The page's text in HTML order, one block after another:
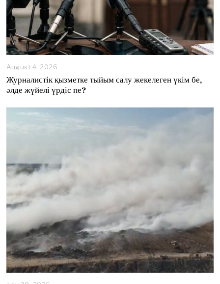
August 4, 2026
g
u
6
Журналистік қызметке тыйым салу жекелеген үкім бе,
әлде жүйелі үрдіс пе?